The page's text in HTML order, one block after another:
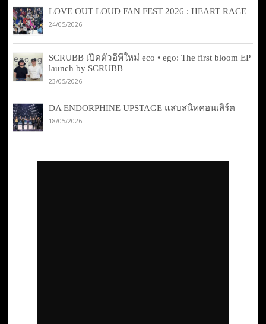
LOVE OUT LOUD FAN FEST 2026 : HEART RACE
24/05/2026
SCRUBB เปิดตัวอีพีใหม่ eco • ego: The first bloom EP
launch by SCRUBB
23/05/2026
DA ENDORPHINE UPSTAGE แสบสนิทคอนเสิร์ต
18/05/2026